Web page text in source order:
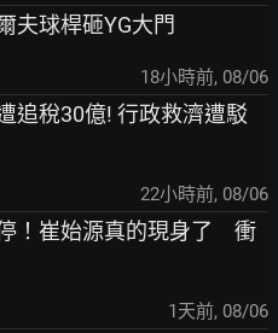
夫球桿砸YG大門
18小時前, 08/06
追稅30億! 行政救濟遭駁
22小時前, 08/06
！崔始源真的現身了 衝
1天前, 08/06